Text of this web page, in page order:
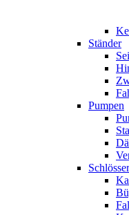
Ständer
Pumpen
Schlösser